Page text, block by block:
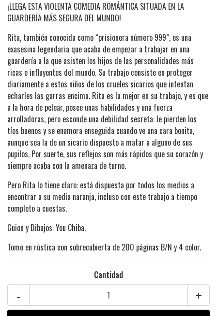
¡LLEGA ESTA VIOLENTA COMEDIA ROMÁNTICA SITUADA EN LA
GUARDERÍA MÁS SEGURA DEL MUNDO!
Rita, también conocida como “prisionera número 999”, es una
exasesina legendaria que acaba de empezar a trabajar en una
guardería a la que asisten los hijos de las personalidades más
ricas e influyentes del mundo. Su trabajo consiste en proteger
diariamente a estos niños de los crueles sicarios que intentan
echarles las garras encima. Rita es la mejor en su trabajo, y es que
a la hora de pelear, posee unas habilidades y una fuerza
arrolladoras, pero esconde una debilidad secreta: le pierden los
tíos buenos y se enamora enseguida cuando ve una cara bonita,
aunque sea la de un sicario dispuesto a matar a alguno de sus
pupilos. Por suerte, sus reflejos son más rápidos que su corazón y
siempre acaba con la amenaza de turno.
Pero Rita lo tiene claro: está dispuesta por todos los medios a
encontrar a su media naranja, incluso con este trabajo a tiempo
completo a cuestas.
Guion y Dibujos: You Chiba.
Tomo en rústica con sobrecubierta de 200 páginas B/N y 4 color.
Cantidad
+
-